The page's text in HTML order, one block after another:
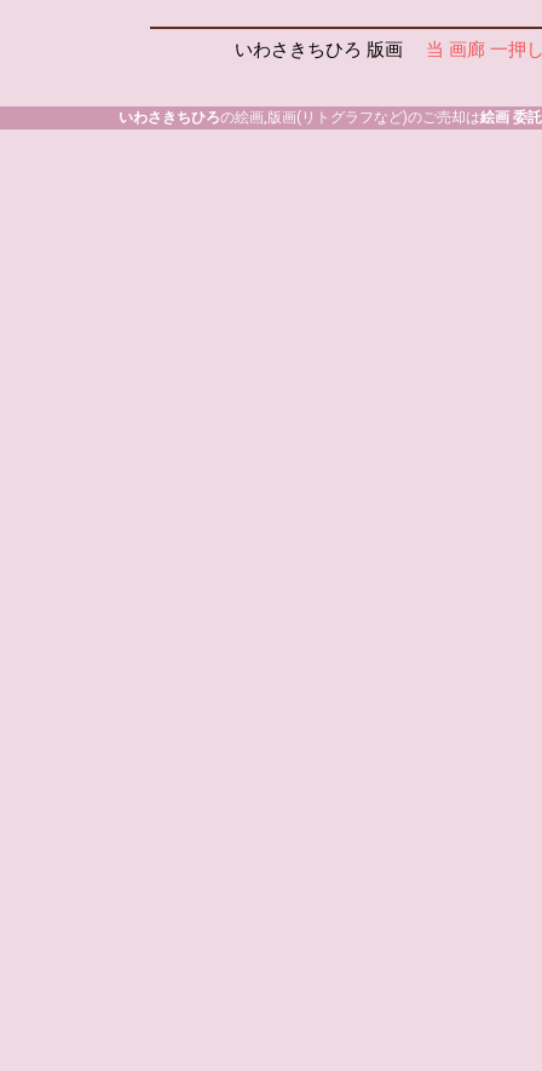
いわさきちひろ 版画 当 画廊 一押
いわさきちひろの絵画,版画(リトグラフなど)のご売却は絵画 委